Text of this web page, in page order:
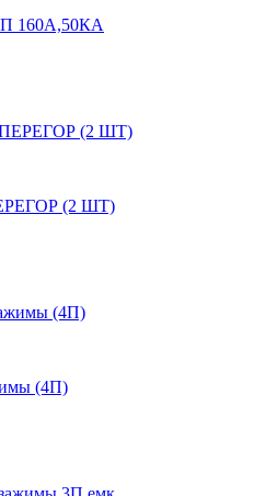
160A,50КА
(2 ШТ)
(4П)